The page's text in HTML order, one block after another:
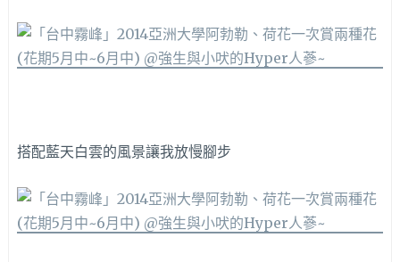
搭配藍天白雲的風景讓我放慢腳步